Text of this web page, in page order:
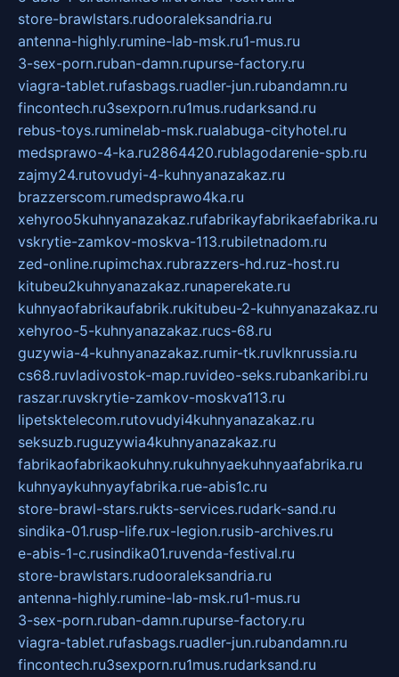
store-brawlstars.rudooraleksandria.ru
antenna-highly.rumine-lab-msk.ru1-mus.ru
3-sex-porn.ruban-damn.rupurse-factory.ru
viagra-tablet.rufasbags.ruadler-jun.rubandamn.ru
fincontech.ru3sexporn.ru1mus.rudarksand.ru
rebus-toys.ruminelab-msk.rualabuga-cityhotel.ru
medsprawo-4-ka.ru2864420.rublagodarenie-spb.ru
zajmy24.rutovudyi-4-kuhnyanazakaz.ru
brazzerscom.rumedsprawo4ka.ru
xehyroo5kuhnyanazakaz.rufabrikayfabrikaefabrika.ru
vskrytie-zamkov-moskva-113.rubiletnadom.ru
zed-online.rupimchax.rubrazzers-hd.ruz-host.ru
kitubeu2kuhnyanazakaz.runaperekate.ru
kuhnyaofabrikaufabrik.rukitubeu-2-kuhnyanazakaz.ru
xehyroo-5-kuhnyanazakaz.rucs-68.ru
guzywia-4-kuhnyanazakaz.rumir-tk.ruvlknrussia.ru
cs68.ruvladivostok-map.ruvideo-seks.rubankaribi.ru
raszar.ruvskrytie-zamkov-moskva113.ru
lipetsktelecom.rutovudyi4kuhnyanazakaz.ru
seksuzb.ruguzywia4kuhnyanazakaz.ru
fabrikaofabrikaokuhny.rukuhnyaekuhnyaafabrika.ru
kuhnyaykuhnyayfabrika.rue-abis1c.ru
store-brawl-stars.rukts-services.rudark-sand.ru
sindika-01.rusp-life.rux-legion.rusib-archives.ru
e-abis-1-c.rusindika01.ruvenda-festival.ru
store-brawlstars.rudooraleksandria.ru
antenna-highly.rumine-lab-msk.ru1-mus.ru
3-sex-porn.ruban-damn.rupurse-factory.ru
viagra-tablet.rufasbags.ruadler-jun.rubandamn.ru
fincontech.ru3sexporn.ru1mus.rudarksand.ru